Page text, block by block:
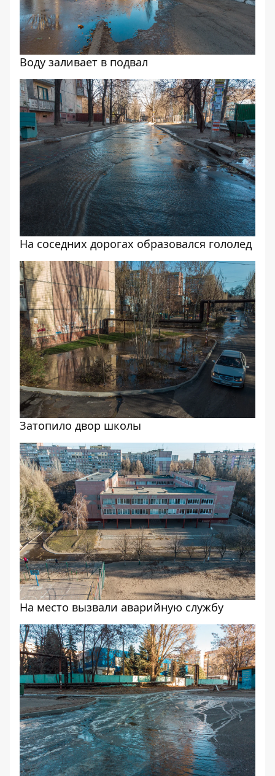
Воду заливает в подвал
На соседних дорогах образовался гололед
Затопило двор школы
На место вызвали аварийную службу